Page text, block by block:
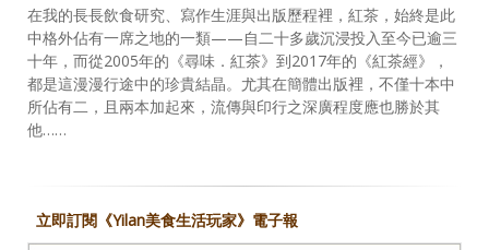
在我的長長飲食研究、寫作生涯與出版歷程裡，紅茶，始終是此
中格外佔有一席之地的一類——自二十多歲沉浸投入至今已逾三
十年，而從2005年的《尋味．紅茶》到2017年的《紅茶經》，
都是這漫漫行途中的珍貴結晶。尤其在簡體出版裡，不僅十本中
所佔有二，且兩本加起來，流傳與印行之深廣程度應也勝於其
他……
立即訂閱《Yilan美食生活玩家》電子報